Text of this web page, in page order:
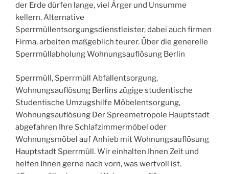
der Erde dürfen lange, viel Ärger und Unsumme
kellern. Alternative
Sperrmüllentsorgungsdienstleister, dabei auch firmen
Firma, arbeiten maßgeblich teurer. Über die generelle
Sperrmüllabholung Wohnungsauflösung Berlin
Sperrmüll, Sperrmüll Abfallentsorgung,
Wohnungsauflösung Berlins zügige studentische
Studentische Umzugshilfe Möbelentsorgung,
Wohnungsauflösung Der Spreemetropole Hauptstadt
abgefahren Ihre Schlafzimmermöbel oder
Wohnungsmöbel auf Anhieb mit Wohnungsauflösung
Hauptstadt Sperrmüll. Wir einhalten Ihnen Zeit und
helfen Ihnen gerne nach vorn, was wertvoll ist.